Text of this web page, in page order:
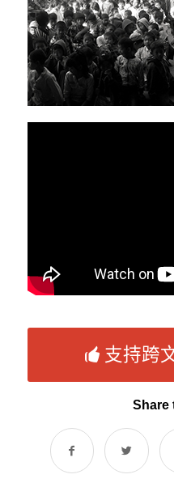
支持跨
Share